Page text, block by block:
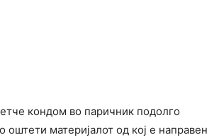
кондом во паричник подолго
материјалот од кој е направен